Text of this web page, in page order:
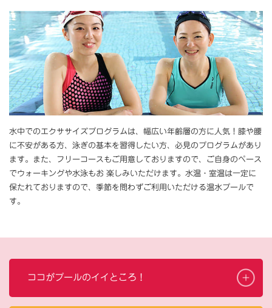
水中でのエクササイズプログラムは、幅広い年齢層の方に人気！膝や腰
に不安がある方、泳ぎの基本を習得したい方、必見のプログラムがあり
ます。また、フリーコースもご用意しておりますので、ご自身のペース
でウォーキングや水泳もお 楽しみいただけます。水温・室温は一定に
保たれておりますので、季節を問わずご利用いただける温水プールで
す。
ココがプールのイイところ！